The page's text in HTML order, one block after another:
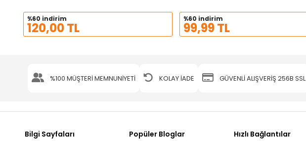
%60 indirim
120,00 TL
%60 indirim
99,99 TL
%100 MÜŞTERİ MEMNUNİYETİ KOLAY İADE GÜVENLİ ALIŞVERİŞ 256B SSL
Bilgi Sayfaları
Popüler Bloglar
Hızlı Bağlantılar